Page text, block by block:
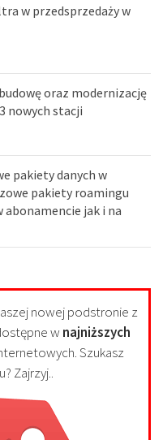
w przedsprzedaży w
oraz modernizację
nowych stacji
pakiety danych w
pakiety roamingu
jak i na
nowej podstronie z
w najniższych
Szukasz
Zajrzyj..